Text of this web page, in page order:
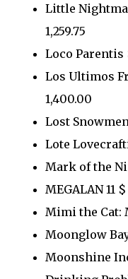
Little
1,259.75
Loco Parentis
Los Ultimos
1,400.00
Lost
Lote
Mark of the
MEGALAN 11
Mimi the Cat:
Moonglow
Moonshine